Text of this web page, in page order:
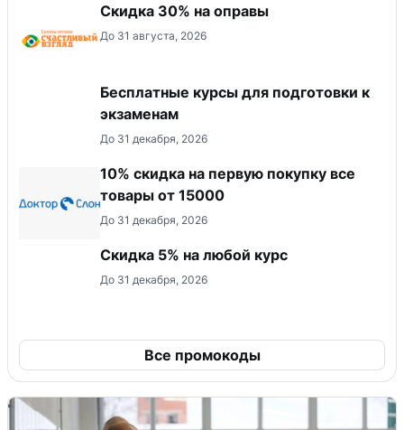
Скидка 30% на оправы
До 31 августа, 2026
Бесплатные курсы для подготовки к
экзаменам
До 31 декабря, 2026
10% скидка на первую покупку все
товары от 15000
До 31 декабря, 2026
Скидка 5% на любой курс
До 31 декабря, 2026
Все промокоды